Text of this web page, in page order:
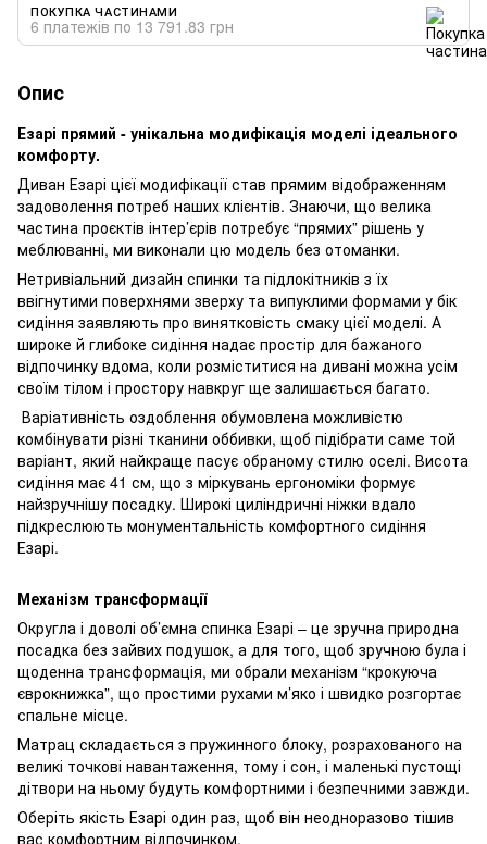
ПОКУПКА ЧАСТИНАМИ
6 платежів по 13 791.83 грн
Опис
Езарі прямий - унікальна модифікація моделі ідеального
комфорту.
Диван Езарі цієї модифікації став прямим відображенням
задоволення потреб наших клієнтів. Знаючи, що велика
частина проєктів інтер’єрів потребує “прямих” рішень у
меблюванні, ми виконали цю модель без отоманки.
Нетривіальний дизайн спинки та підлокітників з їх
ввігнутими поверхнями зверху та випуклими формами у бік
сидіння заявляють про винятковість смаку цієї моделі. А
широке й глибоке сидіння надає простір для бажаного
відпочинку вдома, коли розміститися на дивані можна усім
своїм тілом і простору навкруг ще залишається багато.
Варіативність оздоблення обумовлена можливістю
комбінувати різні тканини оббивки, щоб підібрати саме той
варіант, який найкраще пасує обраному стилю оселі. Висота
сидіння має 41 см, що з міркувань ергономіки формує
найзручнішу посадку. Широкі циліндричні ніжки вдало
підкреслюють монументальність комфортного сидіння
Езарі.
Механізм трансформації
Округла і доволі об’ємна спинка Езарі – це зручна природна
посадка без зайвих подушок, а для того, щоб зручною була і
щоденна трансформація, ми обрали механізм “крокуюча
єврокнижка”, що простими рухами м’яко і швидко розгортає
спальне місце.
Матрац складається з пружинного блоку, розрахованого на
великі точкові навантаження, тому і сон, і маленькі пустощі
дітвори на ньому будуть комфортними і безпечними завжди.
Оберіть якість Езарі один раз, щоб він неодноразово тішив
вас комфортним відпочинком.